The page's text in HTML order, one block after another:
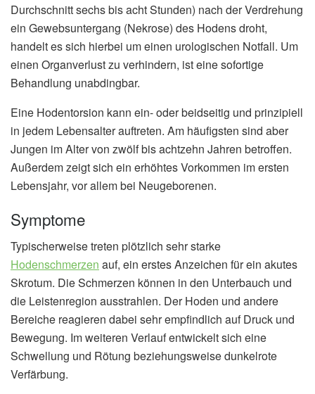
Durchschnitt sechs bis acht Stunden) nach der Verdrehung
ein Gewebsuntergang (Nekrose) des Hodens droht,
handelt es sich hierbei um einen urologischen Notfall. Um
einen Organverlust zu verhindern, ist eine sofortige
Behandlung unabdingbar.
Eine Hodentorsion kann ein- oder beidseitig und prinzipiell
in jedem Lebensalter auftreten. Am häufigsten sind aber
Jungen im Alter von zwölf bis achtzehn Jahren betroffen.
Außerdem zeigt sich ein erhöhtes Vorkommen im ersten
Lebensjahr, vor allem bei Neugeborenen.
Symptome
Typischerweise treten plötzlich sehr starke
Hodenschmerzen auf, ein erstes Anzeichen für ein akutes
Skrotum. Die Schmerzen können in den Unterbauch und
die Leistenregion ausstrahlen. Der Hoden und andere
Bereiche reagieren dabei sehr empfindlich auf Druck und
Bewegung. Im weiteren Verlauf entwickelt sich eine
Schwellung und Rötung beziehungsweise dunkelrote
Verfärbung.